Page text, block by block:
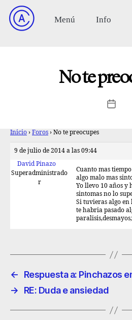
No te
Inicio › Foros › No te preocupes
9 de julio de 2014 a las 09:44
David Pinazo
Superadministrado
r
Cuanto mas
algo malo mas
Yo llevo 10 años y
sintomas no lo
Si tuvieras algo en
te habria pasado
←
Respuesta a: Pinchazos
→
RE: Duda e ansiedad